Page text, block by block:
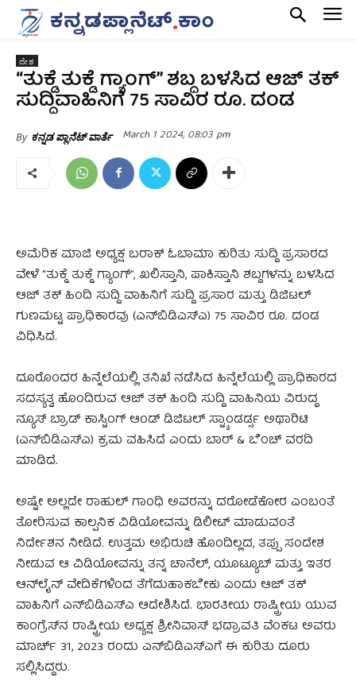
ದೇಶ
“ತುಕ್ಡೆ ತುಕ್ಡೆ ಗ್ಯಾಂಗ್” ಶಬ್ದ ಬಳಸಿದ ಆಜ್ ತಕ್
ಸುದ್ದಿವಾಹಿನಿಗೆ 75 ಸಾವಿರ ರೂ. ದಂಡ
By ಕನ್ನಡ ಪ್ಲಾನೆಟ್ ವಾರ್ತೆ March 1 2024, 08:03 pm
ಅಮೆರಿಕ ಮಾಜಿ ಅಧ್ಯಕ್ಷ ಬರಾಕ್ ಓಬಾಮಾ ಕುರಿತು ಸುದ್ದಿ ಪ್ರಸಾರದ
ವೇಳೆ “ತುಕ್ಡೆ ತುಕ್ಡೆ ಗ್ಯಾಂಗ್”, ಖಲಿಸ್ತಾನಿ, ಪಾಕಿಸ್ತಾನಿ ಶಬ್ದಗಳನ್ನು ಬಳಸಿದ
ಆಜ್ ತಕ್ ಹಿಂದಿ ಸುದ್ದಿ ವಾಹಿನಿಗೆ ಸುದ್ದಿ ಪ್ರಸಾರ ಮತ್ತು ಡಿಜಿಟಲ್‌
ಗುಣಮಟ್ಟ ಪ್ರಾಧಿಕಾರವು (ಎನ್‌ಬಿಡಿಎಸ್‌ಎ) 75 ಸಾವಿರ ರೂ. ದಂಡ
ವಿಧಿಸಿದೆ.
ದೂರೊಂದರ ಹಿನ್ನೆಲೆಯಲ್ಲಿ ತನಿಖೆ ನಡೆಸಿದ ಹಿನ್ನೆಲೆಯಲ್ಲಿ ಪ್ರಾಧಿಕಾರದ
ಸದಸ್ಯತ್ವ ಹೊಂದಿರುವ ಆಜ್ ತಕ್ ಹಿಂದಿ ಸುದ್ದಿ ವಾಹಿನಿಯ ವಿರುದ್ಧ
ನ್ಯೂಸ್ ಬ್ರಾಡ್ ಕಾಸ್ಟಿಂಗ್ ಆಂಡ್ ಡಿಜಿಟಲ್ ಸ್ಟ್ಯಾಂಡರ್ಡ್ಸ ಅಥಾರಿಟಿ
(ಎನ್‌ಬಿಡಿಎಸ್‌ಎ) ಕ್ರಮ ವಹಿಸಿದೆ ಎಂದು ಬಾರ್ & ಬೆಂಚ್ ವರದಿ
ಮಾಡಿದೆ.
ಅಷ್ಟೇ ಅಲ್ಲದೇ ರಾಹುಲ್ ಗಾಂಧಿ ಅವರನ್ನು ದರೋಡೆಕೋರ ಎಂಬಂತೆ
ತೋರಿಸುವ ಕಾಲ್ಪನಿಕ ವಿಡಿಯೋವನ್ನು ಡಿಲೀಟ್ ಮಾಡುವಂತೆ
ನಿರ್ದೇಶನ ನೀಡಿದೆ. ಉತ್ತಮ ಅಭಿರುಚಿ ಹೊಂದಿಲ್ಲದ, ತಪ್ಪು ಸಂದೇಶ
ನೀಡುವ ಆ ವಿಡಿಯೋವನ್ನು ತನ್ನ ಚಾನೆಲ್, ಯೂಟ್ಯೂಬ್ ಮತ್ತು ಇತರ
ಆನ್‌ಲೈನ್‌ ವೇದಿಕೆಗಳಿಂದ ತೆಗೆದುಹಾಕಬೇಕು ಎಂದು ಆಜ್ ತಕ್
ವಾಹಿನಿಗೆ ಎನ್‌ಬಿಡಿಎಸ್‌ಎ ಆದೇಶಿಸಿದೆ. ಭಾರತೀಯ ರಾಷ್ಟ್ರೀಯ ಯುವ
ಕಾಂಗ್ರೆಸ್‌ನ ರಾಷ್ಟ್ರೀಯ ಅಧ್ಯಕ್ಷ ಶ್ರೀನಿವಾಸ್ ಭದ್ರಾವತಿ ವೆಂಕಟ ಅವರು
ಮಾರ್ಚ್ 31, 2023 ರಂದು ಎನ್‌ಬಿಡಿಎಸ್‌ಎಗೆ ಈ ಕುರಿತು ದೂರು
ಸಲ್ಲಿಸಿದ್ದರು.